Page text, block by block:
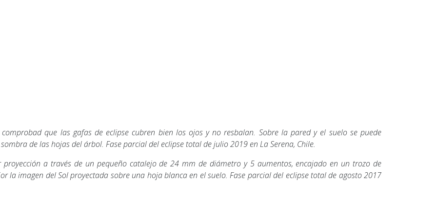
que las gafas de eclipse cubren bien los ojos y no resbalan. Sobre la pared y el suelo se puede
de las hojas del árbol. Fase parcial del eclipse total de julio 2019 en La Serena, Chile.
proyección a través de un pequeño catalejo de 24 mm de diámetro y 5 aumentos, encajado en un trozo de
la imagen del Sol proyectada sobre una hoja blanca en el suelo. Fase parcial del eclipse total de agosto 2017